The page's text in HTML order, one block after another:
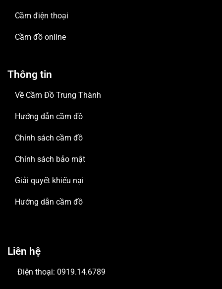
Cầm điện thoại
Cầm đồ online
Thông tin
Về Cầm Đồ Trung Thành
Hướng dẫn cầm đồ
Chính sách cầm đồ
Chính sách bảo mật
Giải quyết khiếu nại
Hướng dẫn cầm đồ
Liên hệ
Điện thoại: 0919.14.6789